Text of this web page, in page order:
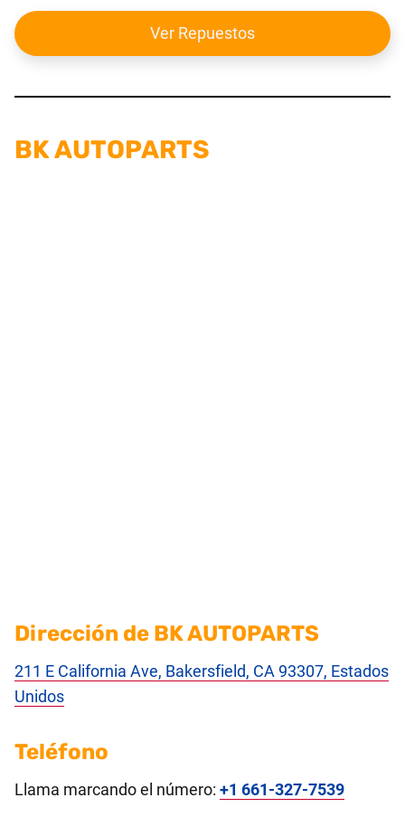
Ver Repuestos
BK AUTOPARTS
Dirección de BK AUTOPARTS
211 E California Ave, Bakersfield, CA 93307, Estados
Unidos
Teléfono
Llama marcando el número: +1 661-327-7539